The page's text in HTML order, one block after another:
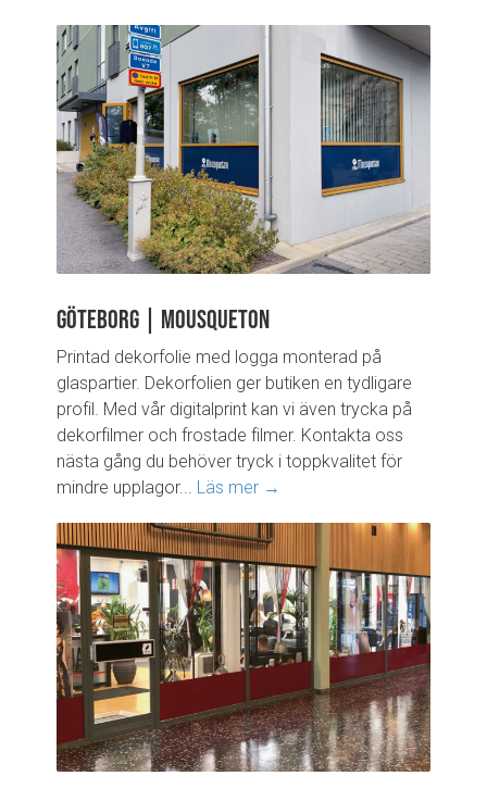
Göteborg | Mousqueton
Printad dekorfolie med logga monterad på
glaspartier. Dekorfolien ger butiken en tydligare
profil. Med vår digitalprint kan vi även trycka på
dekorfilmer och frostade filmer. Kontakta oss
nästa gång du behöver tryck i toppkvalitet för
mindre upplagor... Läs mer →